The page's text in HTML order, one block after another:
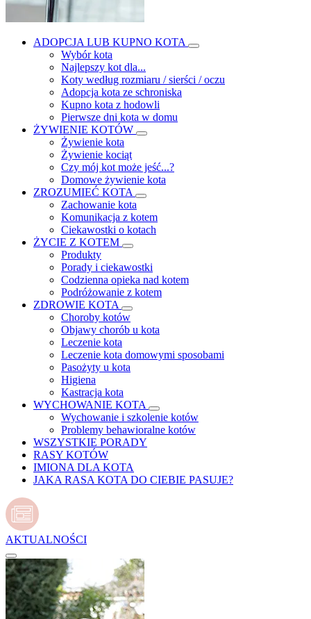
ADOPCJA LUB KUPNO KOTA
Wybór kota
Najlepszy kot dla...
Koty według rozmiaru / sierści / oczu
Adopcja kota ze schroniska
Kupno kota z hodowli
Pierwsze dni kota w domu
ŻYWIENIE KOTÓW
Żywienie kota
Żywienie kociąt
Czy mój kot może jeść...?
Domowe żywienie kota
ZROZUMIEĆ KOTA
Zachowanie kota
Komunikacja z kotem
Ciekawostki o kotach
ŻYCIE Z KOTEM
Produkty
Porady i ciekawostki
Codzienna opieka nad kotem
Podróżowanie z kotem
ZDROWIE KOTA
Choroby kotów
Objawy chorób u kota
Leczenie kota
Leczenie kota domowymi sposobami
Pasożyty u kota
Higiena
Kastracja kota
WYCHOWANIE KOTA
Wychowanie i szkolenie kotów
Problemy behawioralne kotów
WSZYSTKIE PORADY
RASY KOTÓW
IMIONA DLA KOTA
JAKA RASA KOTA DO CIEBIE PASUJE?
AKTUALNOŚCI